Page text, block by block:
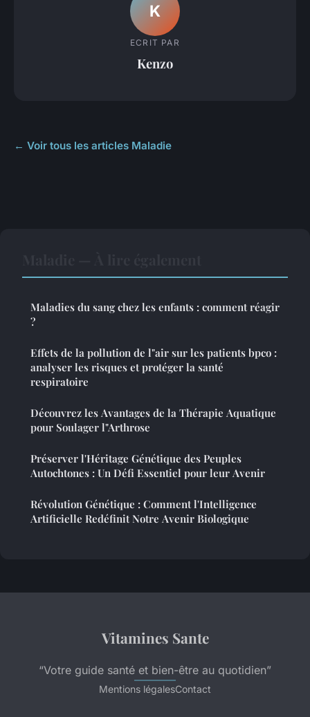
K
ECRIT PAR
Kenzo
← Voir tous les articles Maladie
Maladies du sang chez les enfants : comment réagir
?
Effets de la pollution de l"air sur les patients bpco :
analyser les risques et protéger la santé
respiratoire
Découvrez les Avantages de la Thérapie Aquatique
pour Soulager l"Arthrose
Préserver l'Héritage Génétique des Peuples
Autochtones : Un Défi Essentiel pour leur Avenir
Révolution Génétique : Comment l'Intelligence
Artificielle Redéfinit Notre Avenir Biologique
Vitamines Sante
“Votre guide santé et bien-être au quotidien”
Mentions légalesContact